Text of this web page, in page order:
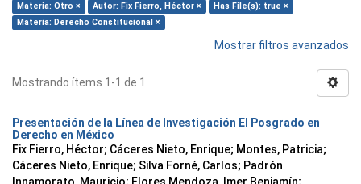
Materia: Otro ×
Autor: Fix Fierro, Héctor ×
Has File(s): true ×
Materia: Derecho Constitucional ×
Mostrar filtros avanzados
Mostrando ítems 1-1 de 1
Presentación de la Línea de Investigación El Posgrado en
Derecho en México
Fix Fierro, Héctor; Cáceres Nieto, Enrique; Montes, Patricia;
Cáceres Nieto, Enrique; Silva Forné, Carlos; Padrón